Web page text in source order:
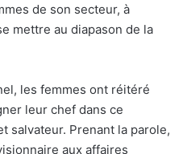
de son secteur, à
mettre au diapason de la
les femmes ont réitéré
leur chef dans ce
salvateur. Prenant la parole,
aux affaires